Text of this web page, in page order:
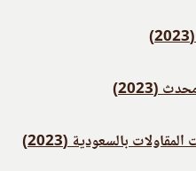
(2023)
بالسعودية (2023)